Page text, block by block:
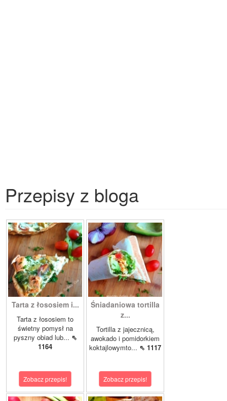
Przepisy z bloga
Tarta z łososiem i...
Tarta z łososiem to
świetny pomysł na
pyszny obiad lub... ⇖
1164
Zobacz przepis!
Śniadaniowa tortilla
z...
Tortilla z jajecznicą,
awokado i pomidorkiem
koktajlowymto... ⇖ 1117
Zobacz przepis!